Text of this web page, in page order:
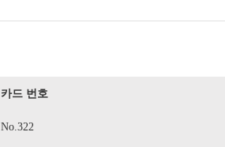
카드 번호
No.322